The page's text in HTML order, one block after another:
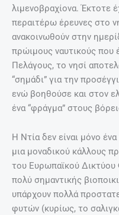
λιμενοβραχίονα. Έκτοτε
περαιτέρω έρευνες στο
ανακοινωθούν στην
πρώιμους ναυτικούς που
Πελάγους, το νησί
“σημάδι” για την
ενώ βοηθούσε και στον
ένα “φράγμα” στους
Η Ντία δεν είναι μόνο
μια μοναδικού κάλλους
του Ευρωπαϊκού
πολύ σημαντικής
υπάρχουν πολλά
φυτών (κυρίως, το